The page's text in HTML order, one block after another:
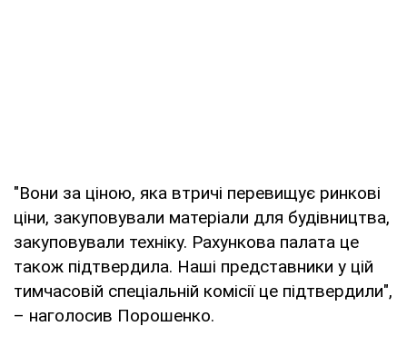
"Вони за ціною, яка втричі перевищує ринкові
ціни, закуповували матеріали для будівництва,
закуповували техніку. Рахункова палата це
також підтвердила. Наші представники у цій
тимчасовій спеціальній комісії це підтвердили",
– наголосив Порошенко.